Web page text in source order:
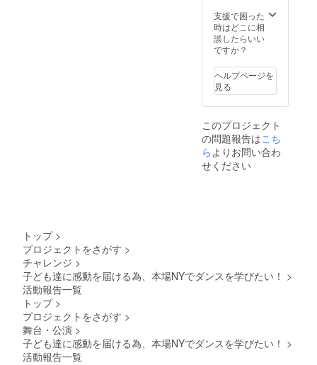
支援で困った
時はどこに相
談したらいい
ですか？
ヘルプページを
見る
このプロジェクト
の問題報告はこち
らよりお問い合わ
せください
トップ >
プロジェクトをさがす >
チャレンジ >
子ども達に感動を届ける為、本場NYでダンスを学びたい！ >
活動報告一覧
トップ >
プロジェクトをさがす >
舞台・公演 >
子ども達に感動を届ける為、本場NYでダンスを学びたい！ >
活動報告一覧